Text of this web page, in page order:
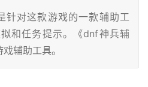
针对这款游戏的一款辅助工
和任务提示。《dnf神兵辅
辅助工具。